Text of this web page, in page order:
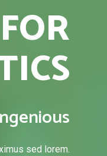
sed lorem.